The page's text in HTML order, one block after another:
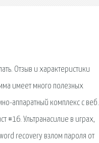
Отзыв и характеристики
имеет много полезных
аппаратный комплекс с веб.
#16. Ультранасилие в играх,
recovery взлом пароля от